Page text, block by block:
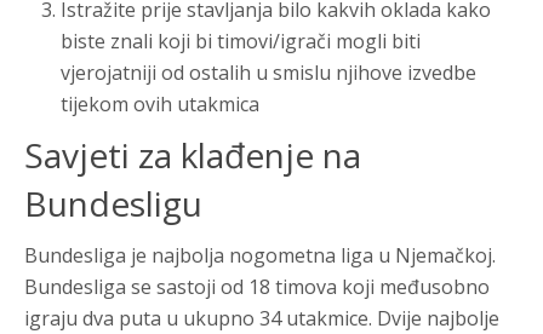
Istražite prije stavljanja bilo kakvih oklada kako
biste znali koji bi timovi/igrači mogli biti
vjerojatniji od ostalih u smislu njihove izvedbe
tijekom ovih utakmica
Savjeti za klađenje na
Bundesligu
Bundesliga je najbolja nogometna liga u Njemačkoj.
Bundesliga se sastoji od 18 timova koji međusobno
igraju dva puta u ukupno 34 utakmice. Dvije najbolje